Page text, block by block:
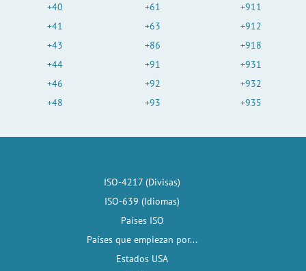
+40
+41
+43
+44
+46
+48
+61
+63
+86
+91
+92
+93
+911
+912
+918
+931
+932
+935
ISO-4217 (Divisas)
ISO-639 (Idiomas)
Países ISO
Países que empiezan por...
Estados USA